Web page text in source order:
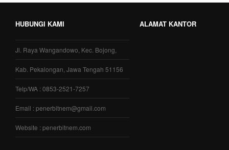
HUBUNGI KAMI
Jl. Raya Wangandowo, Kec. Bojong,
Kab. Pekalongan, Jawa Tengah 51156
Telp/WA : 0853-2521-7257
Email : penerbitnem@gmail.com
Website : penerbitnem.com
ALAMAT KANTOR